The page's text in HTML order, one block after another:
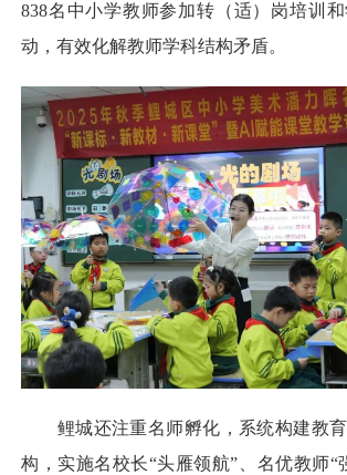
838名中小学教师参加转（适）岗培训
动，有效化解教师学科结构矛盾。
鲤城还注重名师孵化，系统构建教育
构，实施名校长“头雁领航”、名优教师“